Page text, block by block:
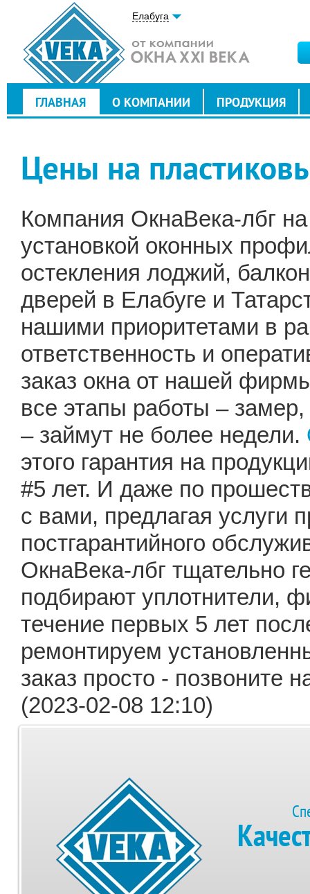
Елабуга
ГЛАВНАЯ О КОМПАНИИ ПРОДУКЦИЯ
Цены на
Компания ОкнаВека-лбг
установкой оконных
остекления лоджий,
дверей в Елабуге и
нашими приоритетами в
ответственность и
заказ окна от нашей
все этапы работы –
– займут не более недели.
этого гарантия на
#5 лет. И даже по
с вами, предлагая услуги
постгарантийного
ОкнаВека-лбг тщательно
подбирают уплотнители,
течение первых 5 лет
ремонтируем
заказ просто - позвоните
(2023-02-08 12:10)